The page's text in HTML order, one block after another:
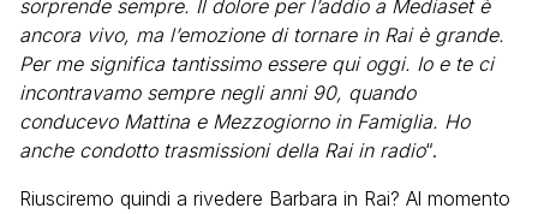
sorprende sempre. Il dolore per l’addio a Mediaset è
ancora vivo, ma l’emozione di tornare in Rai è grande.
Per me significa tantissimo essere qui oggi. Io e te ci
incontravamo sempre negli anni 90, quando
conducevo Mattina e Mezzogiorno in Famiglia. Ho
anche condotto trasmissioni della Rai in radio“.
Riusciremo quindi a rivedere Barbara in Rai? Al momento